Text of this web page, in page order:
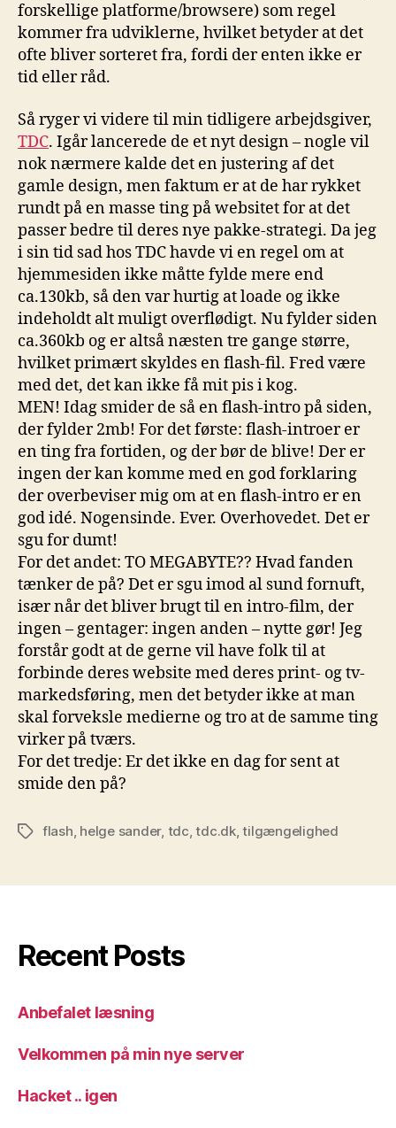
forskellige platforme/browsere) som regel
kommer fra udviklerne, hvilket betyder at det
ofte bliver sorteret fra, fordi der enten ikke er
tid eller råd.
Så ryger vi videre til min tidligere arbejdsgiver,
TDC. Igår lancerede de et nyt design – nogle vil
nok nærmere kalde det en justering af det
gamle design, men faktum er at de har rykket
rundt på en masse ting på websitet for at det
passer bedre til deres nye pakke-strategi. Da jeg
i sin tid sad hos TDC havde vi en regel om at
hjemmesiden ikke måtte fylde mere end
ca.130kb, så den var hurtig at loade og ikke
indeholdt alt muligt overflødigt. Nu fylder siden
ca.360kb og er altså næsten tre gange større,
hvilket primært skyldes en flash-fil. Fred være
med det, det kan ikke få mit pis i kog.
MEN! Idag smider de så en flash-intro på siden,
der fylder 2mb! For det første: flash-introer er
en ting fra fortiden, og der bør de blive! Der er
ingen der kan komme med en god forklaring
der overbeviser mig om at en flash-intro er en
god idé. Nogensinde. Ever. Overhovedet. Det er
sgu for dumt!
For det andet: TO MEGABYTE?? Hvad fanden
tænker de på? Det er sgu imod al sund fornuft,
især når det bliver brugt til en intro-film, der
ingen – gentager: ingen anden – nytte gør! Jeg
forstår godt at de gerne vil have folk til at
forbinde deres website med deres print- og tv-
markedsføring, men det betyder ikke at man
skal forveksle medierne og tro at de samme ting
virker på tværs.
For det tredje: Er det ikke en dag for sent at
smide den på?
Tagsflash helge sander, tdc ,tdc.dk,tilgængelighed
Recent Posts
Anbefalet læsning
Velkommen på min nye server
Hacket .. igen